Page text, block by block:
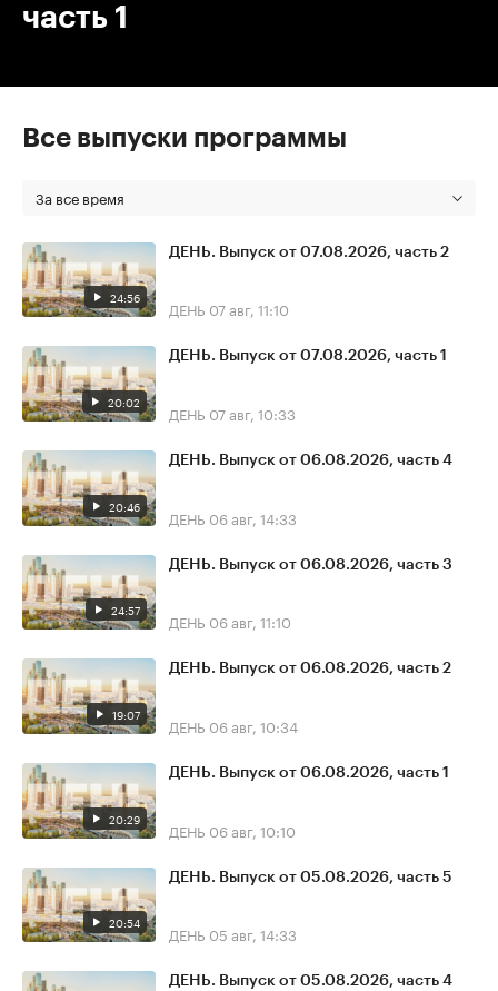
часть 1
Все выпуски программы
За все время
24:56
ДЕНЬ. Выпуск от 07.08.2026, часть 2
ДЕНЬ 07 авг, 11:10
20:02
ДЕНЬ. Выпуск от 07.08.2026, часть 1
ДЕНЬ 07 авг, 10:33
20:46
ДЕНЬ. Выпуск от 06.08.2026, часть 4
ДЕНЬ 06 авг, 14:33
24:57
ДЕНЬ. Выпуск от 06.08.2026, часть 3
ДЕНЬ 06 авг, 11:10
19:07
ДЕНЬ. Выпуск от 06.08.2026, часть 2
ДЕНЬ 06 авг, 10:34
20:29
ДЕНЬ. Выпуск от 06.08.2026, часть 1
ДЕНЬ 06 авг, 10:10
20:54
ДЕНЬ. Выпуск от 05.08.2026, часть 5
ДЕНЬ 05 авг, 14:33
ДЕНЬ. Выпуск от 05.08.2026, часть 4